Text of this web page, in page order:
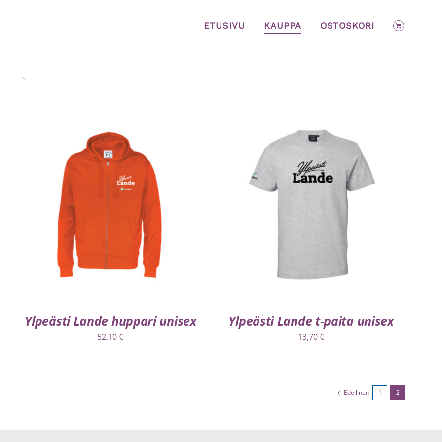
ETUSIVU KAUPPA OSTOSKORI
VALITSE VAIHTOEHDOISTA LISÄTIEDOT
Ylpeästi Lande huppari unisex
52,10€
LISÄTIEDOT
Ylpeästi Lande t-paita unisex
13,70€
Edellinen 1 2